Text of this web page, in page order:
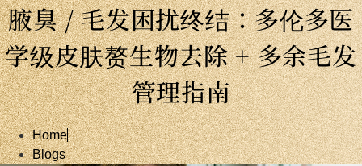
腋臭 / 毛发困扰终结：多伦多医
学级皮肤赘生物去除 + 多余毛发
管理指南
Home
Blogs